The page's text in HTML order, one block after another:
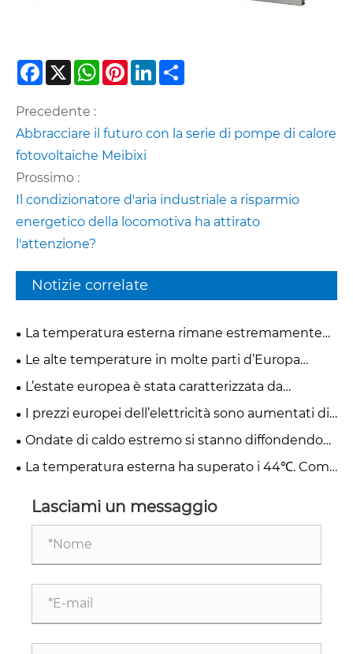
Facebook
X WhatsApp
PinterestLinkedIn
Precedente :
Abbracciare il futuro con la serie di pompe di calore
fotovoltaiche Meibixi
Prossimo :
Il condizionatore d'aria industriale a risparmio
energetico della locomotiva ha attirato
l'attenzione?
Notizie correlate
La temperatura esterna rimane estremamente
elevata. Come possono le fabbriche e gli hotel
ridurre rapidamente il calore?
Le alte temperature in molte parti d’Europa
hanno portato a interruzioni del lavoro. Come
possiamo creare ambienti produttivi confortevoli e
stabili?
L’estate europea è stata caratterizzata da
temperature estremamente elevate persistenti.
Come si può controllare la temperatura in un
laboratorio di produzione aperto 24 ore su 24?
I prezzi europei dell’elettricità sono aumentati di
sei volte. Perché i sistemi di refrigerazione
Ondate di caldo estremo si stanno diffondendo
in tutta Europa. Perché i prezzi dell’elettricità sono
saliti alle stelle più volte?
La temperatura esterna ha superato i 44℃. Come
completo ed economicamente vantaggioso?
Lasciami un messaggio